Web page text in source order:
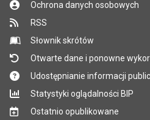
Ochrona danych osobowych
RSS
Słownik skrótów
Otwarte dane i ponowne
Udostępnianie informacji
Statystyki oglądalności BIP
Ostatnio opublikowane